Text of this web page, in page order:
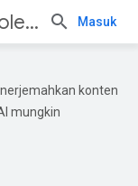
Masuk
konten
mungkin